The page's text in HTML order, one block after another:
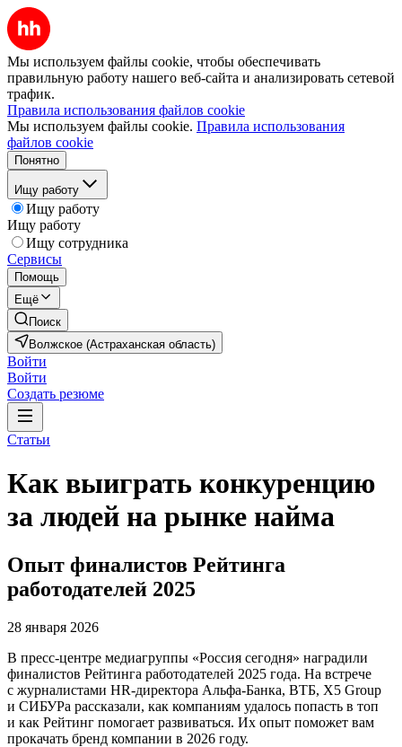
Мы используем файлы cookie, чтобы обеспечивать
правильную работу нашего веб-сайта и анализировать сетевой
трафик.
Правила использования файлов cookie
Мы используем файлы cookie. Правила использования
файлов cookie
Понятно
Ищу работу
Ищу работу
Ищу работу
Ищу сотрудника
Сервисы
Помощь
Ещё
Поиск
Волжское (Астраханская область)
Войти
Войти
Создать резюме
Статьи
Как выиграть конкуренцию
за людей на рынке найма
Опыт финалистов Рейтинга
работодателей 2025
28 января 2026
В пресс-центре медиагруппы «Россия сегодня» наградили
финалистов Рейтинга работодателей 2025 года. На встрече
с журналистами HR-директора Альфа-Банка, ВТБ, X5 Group
и СИБУРа рассказали, как компаниям удалось попасть в топ
и как Рейтинг помогает развиваться. Их опыт поможет вам
прокачать бренд компании в 2026 году.